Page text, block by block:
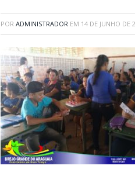
POR ADMINISTRADOR EM 14 DE JUNHO DE